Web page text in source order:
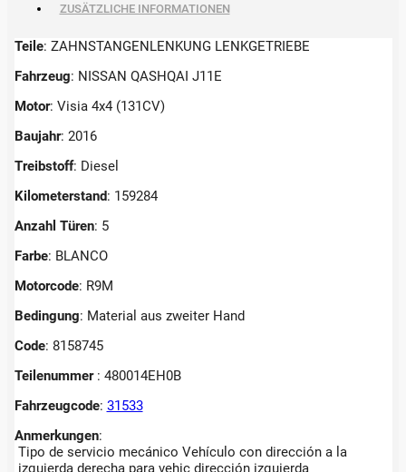
ZUSÄTZLICHE INFORMATIONEN
Teile: ZAHNSTANGENLENKUNG LENKGETRIEBE
Fahrzeug: NISSAN QASHQAI J11E
Motor: Visia 4x4 (131CV)
Baujahr: 2016
Treibstoff: Diesel
Kilometerstand: 159284
Anzahl Türen: 5
Farbe: BLANCO
Motorcode: R9M
Bedingung: Material aus zweiter Hand
Code: 8158745
Teilenummer : 480014EH0B
Fahrzeugcode: 31533
Anmerkungen:
Tipo de servicio mecánico Vehículo con dirección a la
izquierda derecha para vehic dirección izquierda